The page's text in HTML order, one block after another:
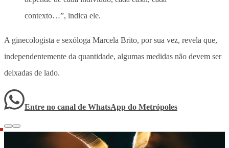
contexto…”, indica ele.
A ginecologista e sexóloga Marcela Brito, por sua vez, revela que,
independentemente da quantidade, algumas medidas não devem ser
deixadas de lado.
Entre no canal de WhatsApp do Metrópoles